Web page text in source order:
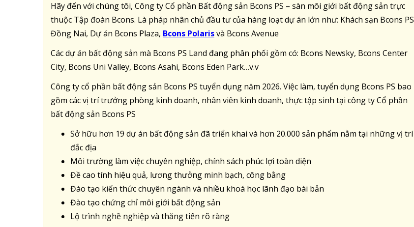
Hãy đến với chúng tôi, Công ty Cổ phần Bất động sản Bcons PS – sàn môi giới bất động sản trực
thuộc Tập đoàn Bcons. Là pháp nhân chủ đầu tư của hàng loạt dự án lớn như: Khách sạn Bcons PS
Đồng Nai, Dự án Bcons Plaza, Bcons Polarisvà Bcons Avenue
Các dự án bất động sản mà Bcons PS Land đang phân phối gồm có: Bcons Newsky, Bcons Center
City, Bcons Uni Valley, Bcons Asahi, Bcons Eden Park…v.v
Công ty cổ phần bất động sản Bcons PS tuyển dụng năm 2026. Việc làm, tuyển dụng Bcons PS bao
gồm các vị trí trưởng phòng kinh doanh, nhân viên kinh doanh, thực tập sinh tại công ty Cổ phần
bất động sản Bcons PS
Sở hữu hơn 19 dự án bất động sản đã triển khai và hơn 20.000 sản phẩm nằm tại những vị trí
đắc địa
Môi trường làm việc chuyên nghiệp, chính sách phúc lợi toàn diện
Đề cao tính hiệu quả, lương thưởng minh bạch, công bằng
Đào tạo kiến thức chuyên ngành và nhiều khoá học lãnh đạo bài bản
Đào tạo chứng chỉ môi giới bất động sản
Lộ trình nghề nghiệp và thăng tiến rõ ràng